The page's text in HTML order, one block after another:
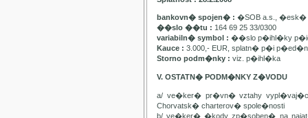
bankovn� spojen� : �SOB a.s., �esk�
��slo ��tu : 164 69 25 33/0300
variabiln� symbol : ��slo p�ihl�ky
Kauce : 3.000,- EUR, splatn� p�i
Storno podm�nky : viz. p�ihl�ka
V. OSTATN� PODM�NKY Z�VODU
a/ ve�ker� pr�vn� vztahy
Chorvatsk� charterov� spole�nosti
b/ ve�ker� �kody zp�soben� na